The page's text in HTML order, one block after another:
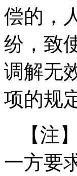
偿的，
纷，致
调解无
项的规
【注
一方要